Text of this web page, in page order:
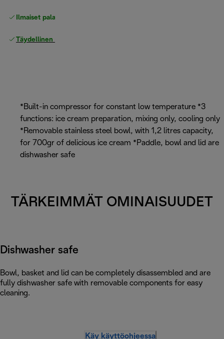
Ilmaiset palautukset
Täydellinen valmistajan takuu
*Built-in compressor for constant low temperature *3
functions: ice cream preparation, mixing only, cooling only
*Removable stainless steel bowl, with 1,2 litres capacity,
for 700gr of delicious ice cream *Paddle, bowl and lid are
dishwasher safe
TÄRKEIMMÄT OMINAISUUDET
Dishwasher safe
Bowl, basket and lid can be completely disassembled and are
fully dishwasher safe with removable components for easy
cleaning.
Käy käyttöohjeessa